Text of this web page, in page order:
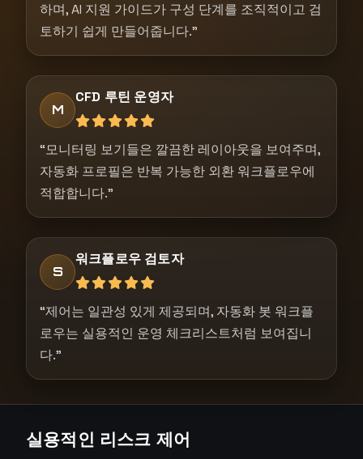
하며, AI 지원 가이드가 구성 단계를 조직적이고 검
토하기 쉽게 만들어줍니다.”
M
CFD 루틴 운영자
“모니터링 보기들은 깔끔한 레이아웃을 보여주며,
자동화 프로필은 반복 가능한 외환 워크플로우에
적합합니다.”
S
워크플로우 검토자
“제어는 일관성 있게 제공되며, 자동화 봇 워크플
로우는 실용적인 운영 체크리스트처럼 보여집니
다.”
실용적인 리스크 제어